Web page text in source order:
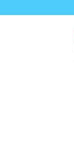
to